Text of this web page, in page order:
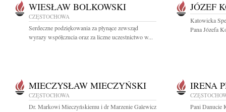
WIESŁAW BOLKOWSKI
CZĘSTOCHOWA
Serdeczne podziękowania za płynące zewsząd
wyrazy współczucia oraz za liczne uczestnictwo w...
JÓZEF
Katowicka
Pana Józefa
MIECZYSŁAW MIECZYŃSKI
CZĘSTOCHOWA
Dr. Markowi Mieczyńskiemu i dr Marzenie Galewicz
IRENA
Pani Danucie